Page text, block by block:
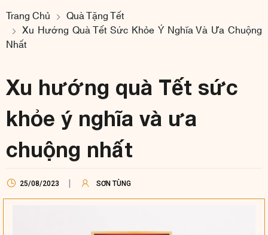
Trang Chủ
Quà Tặng Tết
Xu Hướng Quà Tết Sức Khỏe Ý Nghĩa Và Ưa Chuộng
Nhất
Xu hướng quà Tết sức
khỏe ý nghĩa và ưa
chuộng nhất
25/08/2023 SƠN TÙNG